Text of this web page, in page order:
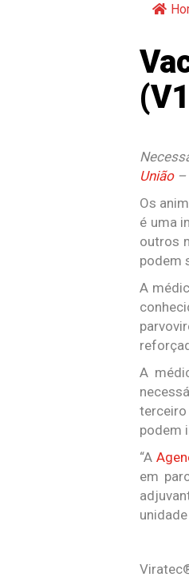
União–
Os
é uma
outros
podem
A
A
podem
“A
em